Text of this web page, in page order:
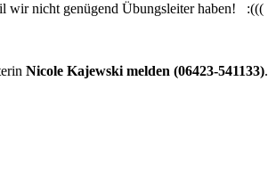
wir nicht genügend Übungsleiter haben! :(((
Nicole Kajewski melden (06423-541133).